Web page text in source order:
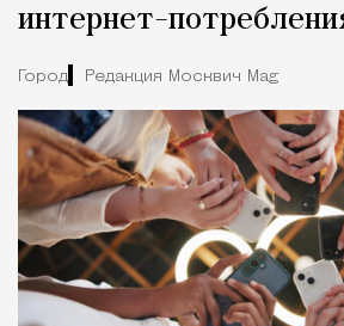
интернет-
Город Редакция Москвич Mag